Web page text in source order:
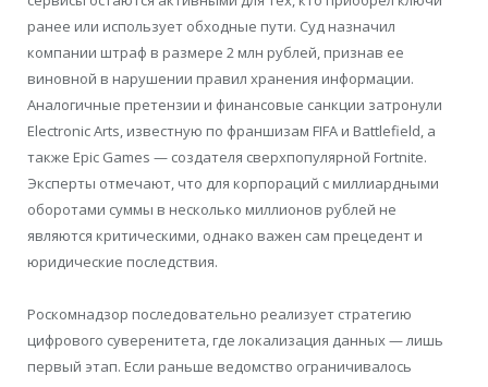
ранее или использует обходные пути. Суд назначил
компании штраф в размере 2 млн рублей, признав ее
виновной в нарушении правил хранения информации.
Аналогичные претензии и финансовые санкции затронули
Electronic Arts, известную по франшизам FIFA и Battlefield, а
также Epic Games — создателя сверхпопулярной Fortnite.
Эксперты отмечают, что для корпораций с миллиардными
оборотами суммы в несколько миллионов рублей не
являются критическими, однако важен сам прецедент и
юридические последствия.
Роскомнадзор последовательно реализует стратегию
цифрового суверенитета, где локализация данных — лишь
первый этап. Если раньше ведомство ограничивалось